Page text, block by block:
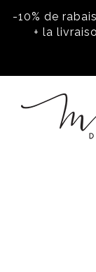
-10% de
+ la